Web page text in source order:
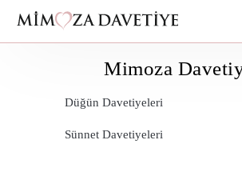
Mimoza
Düğün Davetiyeleri
Sünnet Davetiyeleri